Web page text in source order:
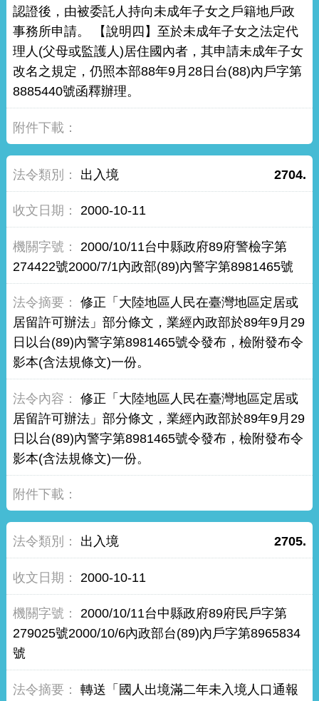
認證後，由被委託人持向未成年子女之戶籍地戶政
事務所申請。 【說明四】至於未成年子女之法定代
理人(父母或監護人)居住國內者，其申請未成年子女
改名之規定，仍照本部88年9月28日台(88)內戶字第
8885440號函釋辦理。
2704.
出入境
2000-10-11
2000/10/11台中縣政府89府警檢字第
274422號2000/7/1內政部(89)內警字第8981465號
修正「大陸地區人民在臺灣地區定居或
居留許可辦法」部分條文，業經內政部於89年9月29
日以台(89)內警字第8981465號令發布，檢附發布令
影本(含法規條文)一份。
修正「大陸地區人民在臺灣地區定居或
居留許可辦法」部分條文，業經內政部於89年9月29
日以台(89)內警字第8981465號令發布，檢附發布令
影本(含法規條文)一份。
2705.
出入境
2000-10-11
2000/10/11台中縣政府89府民戶字第
279025號2000/10/6內政部台(89)內戶字第8965834
號
轉送「國人出境滿二年未入境人口通報